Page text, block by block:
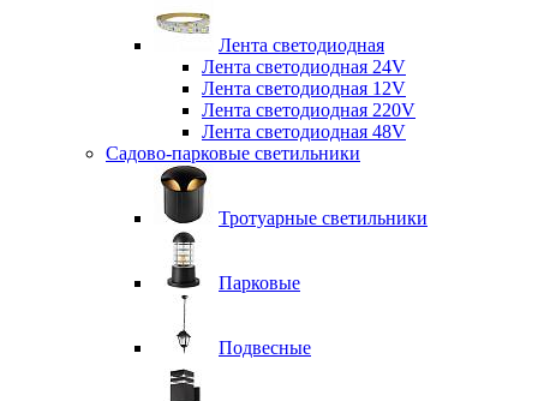
Лента светодиодная
Лента светодиодная 24V
Лента светодиодная 12V
Лента светодиодная 220V
Лента светодиодная 48V
Садово-парковые светильники
Тротуарные светильники
Парковые
Подвесные